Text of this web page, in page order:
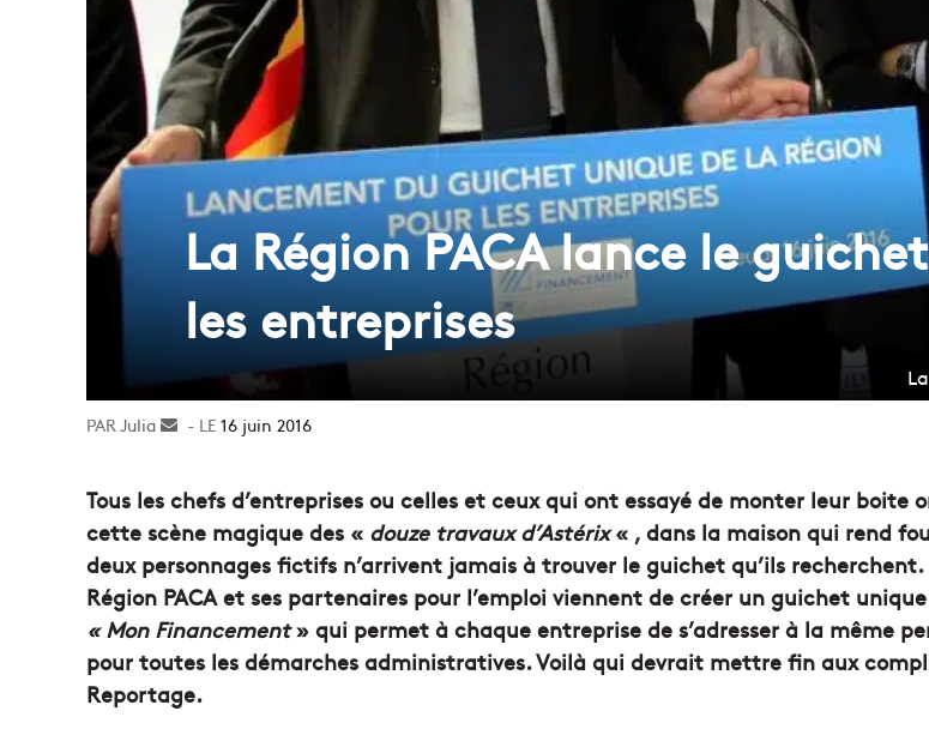
La Région PACA lance le
les entreprises
Julia
Envoyer16 juin 2016
Tous les chefs d’entreprises ou celles et ceux qui ont essayé de monter leur boite
cette scène magique des « douze travaux d’Astérix« , dans la maison qui rend
deux personnages fictifs n’arrivent jamais à trouver le guichet qu’ils
Région PACA et ses partenaires pour l’emploi viennent de créer un guichet
« Mon Financement» qui permet à chaque entreprise de s’adresser à la même
pour toutes les démarches administratives. Voilà qui devrait mettre fin aux
Reportage.